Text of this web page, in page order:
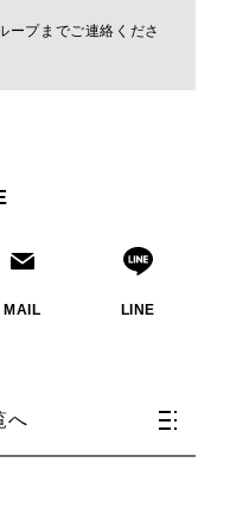
ープまでご連絡くださ
MAIL LINE
へ